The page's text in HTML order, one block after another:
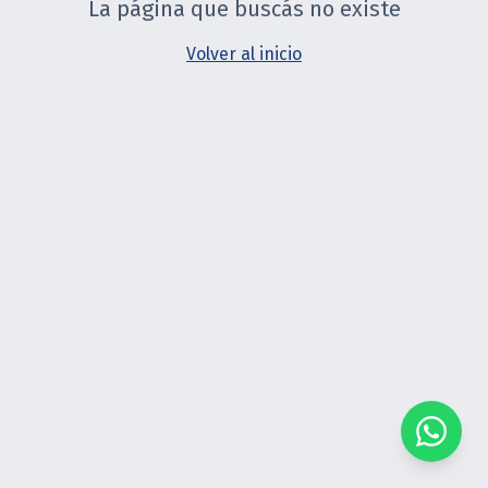
La página que buscás no existe
Volver al inicio